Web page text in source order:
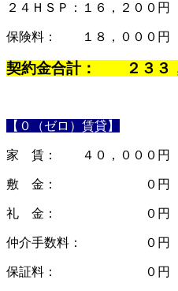
２４ＨＳＰ：１６，２００円
保険料： １８，０００円
契約金合計： ２３３
【０（ゼロ）賃貸】
家 賃： ４０，０００円
敷 金： ０円
礼 金： ０円
仲介手数料： ０円
保証料： ０円